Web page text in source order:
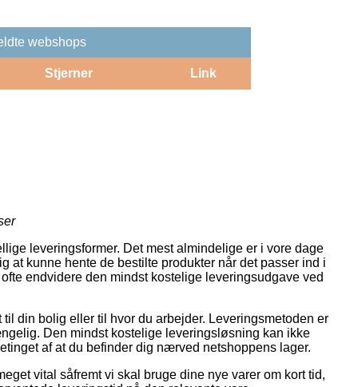
webshops
Stjerner Link
leveringsformer. Det mest almindelige er i vore dage
at kunne hente de bestilte produkter når det passer ind i
endvidere den mindst kostelige leveringsudgave ved
din bolig eller til hvor du arbejder. Leveringsmetoden er
Den mindst kostelige leveringsløsning kan ikke
af at du befinder dig nærved netshoppens lager.
vital såfremt vi skal bruge dine nye varer om kort tid,